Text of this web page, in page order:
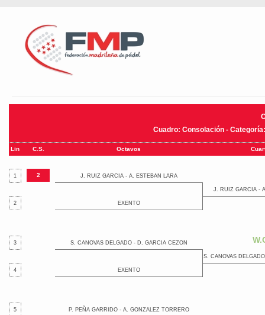
Cuadro: Consolación -
Lin C.S. Octavos
1 2 J. RUIZ GARCIA - A. ESTEBAN LARA
J. RUIZ GARCIA -
2 EXENTO
3 S. CANOVAS DELGADO - D. GARCIA CEZON
S. CANOVAS
4 EXENTO
5 P. PEÑA GARRIDO - A. GONZALEZ TORRERO